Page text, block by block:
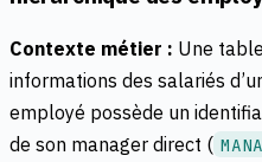
Contexte métier : Une table
informations des salariés
employé possède un
de son manager direct (